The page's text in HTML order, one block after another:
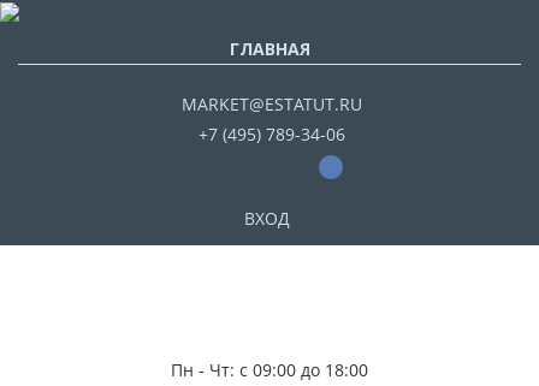
ГЛАВНАЯ
MARKET@ESTATUT.RU
+7 (495) 789-34-06
ВХОД
Пн - Чт: с 09:00 до 18:00